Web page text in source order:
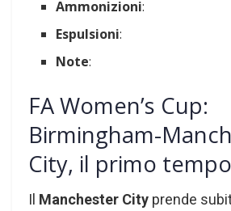
Ammonizioni:
Espulsioni:
Note:
FA Women’s Cup:
Birmingham-
City, il primo tempo
Il Manchester City prende